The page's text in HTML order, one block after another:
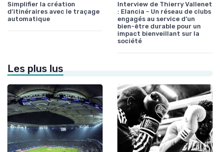
Simplifier la création
d'itinéraires avec le traçage
automatique
Interview de Thierry Vallenet
: Elancia - Un réseau de clubs
engagés au service d’un
bien-être durable pour un
impact bienveillant sur la
société
Les plus lus